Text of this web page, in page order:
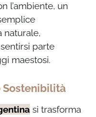
l’ambiente, un
naturale,
parte
maestosi.
Sostenibilità
si trasforma